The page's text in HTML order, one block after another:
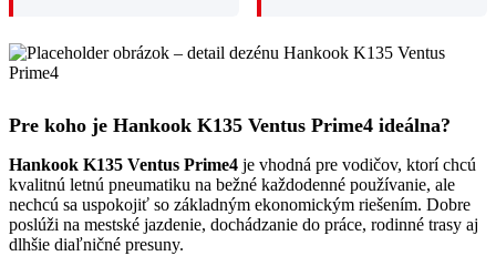
Pre koho je Hankook K135 Ventus Prime4 ideálna?
Hankook K135 Ventus Prime4 je vhodná pre vodičov, ktorí chcú
kvalitnú letnú pneumatiku na bežné každodenné používanie, ale
nechcú sa uspokojiť so základným ekonomickým riešením. Dobre
poslúži na mestské jazdenie, dochádzanie do práce, rodinné trasy aj
dlhšie diaľničné presuny.